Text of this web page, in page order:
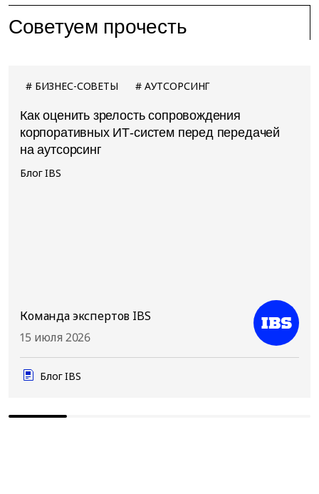
Советуем прочесть
БИЗНЕС-СОВЕТЫ АУТСОРСИНГ
Как оценить зрелость сопровождения
корпоративных ИТ-систем перед передачей
на аутсорсинг
Блог IBS
Команда экспертов IBS
15 июля 2026
Блог IBS